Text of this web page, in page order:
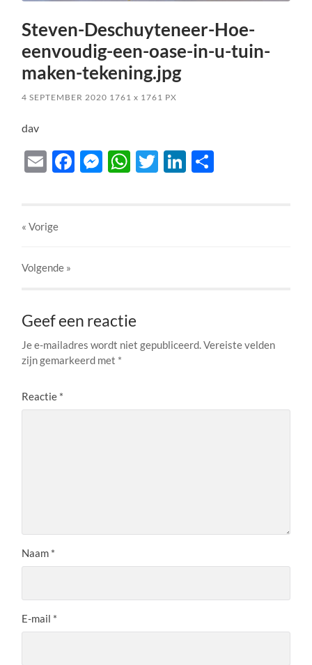
Steven-Deschuyteneer-Hoe-
eenvoudig-een-oase-in-u-tuin-
maken-tekening.jpg
4 SEPTEMBER 2020 1761x 1761 PX
dav
EmailFacebook
Messenger
WhatsApp
TwitterLinkedIn
« Vorige
Volgende »
Geef een reactie
Je e-mailadres wordt niet gepubliceerd.Vereiste velden
zijn gemarkeerd met *
Reactie *
Naam *
E-mail *